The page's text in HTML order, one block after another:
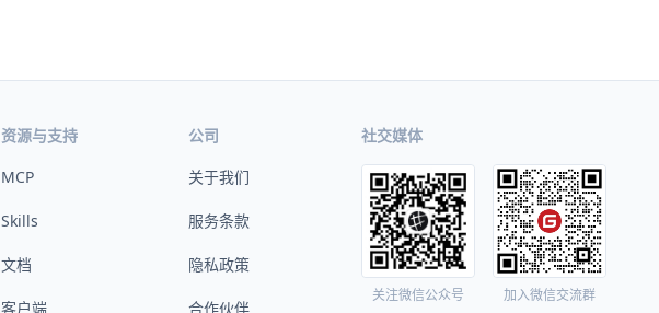
资源与支持
MCP
Skills
文档
客户端
公司
关于我们
服务条款
隐私政策
合作伙伴
社交媒体
关注微信公众号 加入微信交流群